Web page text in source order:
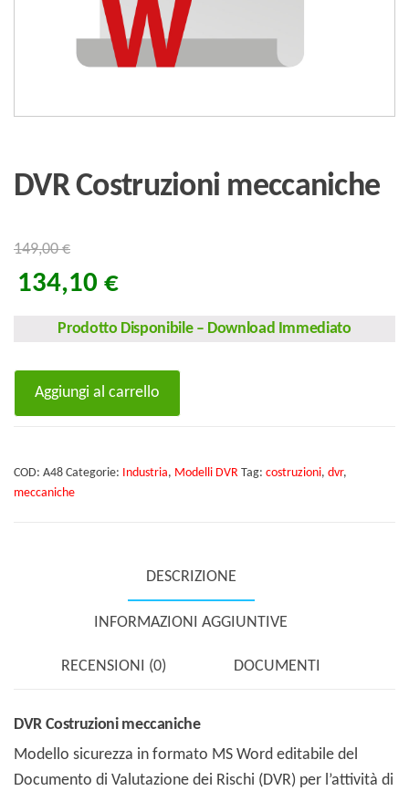
DVR Costruzioni meccaniche
149,00€
134,10 €
Prodotto Disponibile – Download Immediato
Aggiungi al carrello
COD: A48 Categorie: Industria, Modelli DVR Tag: costruzioni, dvr,
meccaniche
DESCRIZIONE
INFORMAZIONI AGGIUNTIVE
RECENSIONI (0) DOCUMENTI
DVR Costruzioni meccaniche
Modello sicurezza in formato MS Word editabile del
Documento di Valutazione dei Rischi (DVR) per l’attività di